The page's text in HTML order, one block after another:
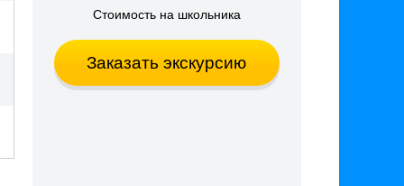
Стоимость на школьника
Заказать экскурсию